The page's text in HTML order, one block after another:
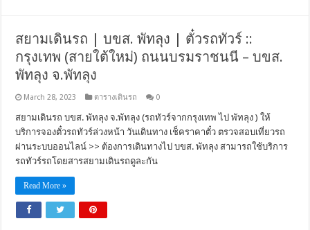
สยามเดินรถ | บขส. พัทลุง | ตั๋วรถทัวร์ ::
กรุงเทพ (สายใต้ใหม่) ถนนบรมราชนนี – บขส.
พัทลุง จ.พัทลุง
March 28, 2023 ตารางเดินรถ 0
สยามเดินรถ บขส. พัทลุง จ.พัทลุง (รถทัวร์จากกรุงเทพ ไป พัทลุง ) ให้
บริการจองตั๋วรถทัวร์ล่วงหน้า วันเดินทาง เช็คราคาตั๋ว ตรวจสอบเที่ยวรถ
ผ่านระบบออนไลน์ >> ต้องการเดินทางไป บขส. พัทลุง สามารถใช้บริการ
รถทัวร์รถโดยสารสยามเดินรถดูละกัน
Read More »